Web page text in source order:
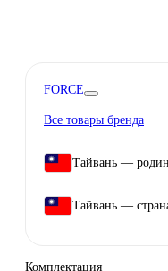
FORCE
Все товары бренда
Тайвань —
Тайвань —
Комплектация